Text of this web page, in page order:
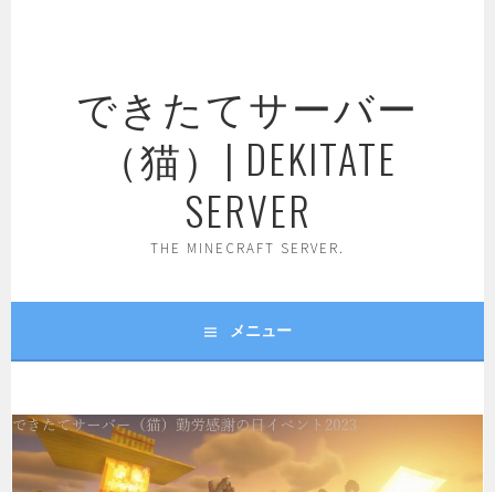
できたてサーバー
（猫）| DEKITATE
SERVER
THE MINECRAFT SERVER.
メニュー